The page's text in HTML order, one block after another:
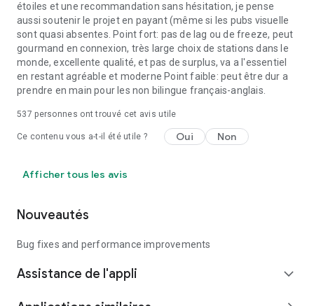
étoiles et une recommandation sans hésitation, je pense
aussi soutenir le projet en payant (même si les pubs visuelle
sont quasi absentes. Point fort: pas de lag ou de freeze, peut
gourmand en connexion, très large choix de stations dans le
monde, excellente qualité, et pas de surplus, va a l'essentiel
en restant agréable et moderne Point faible: peut être dur a
prendre en main pour les non bilingue français-anglais.
537 personnes ont trouvé cet avis utile
Ce contenu vous a-t-il été utile ? Oui Non
Afficher tous les avis
Nouveautés
Bug fixes and performance improvements
Assistance de l'appli expand_more